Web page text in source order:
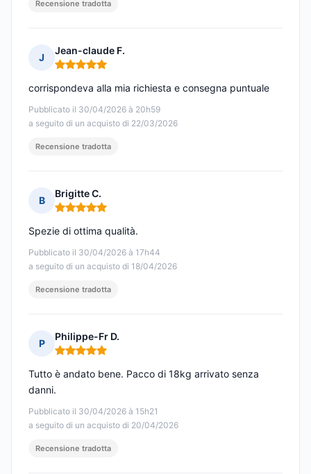
Recensione tradotta
J
Jean-claude F.
Nota: 5 su 5
Pubblicato il 30/04/2026 à 20h59
a seguito di un acquisto di 22/03/2026
corrispondeva alla mia richiesta e consegna puntuale
Recensione tradotta
B
Brigitte C.
Nota: 5 su 5
Pubblicato il 30/04/2026 à 17h44
a seguito di un acquisto di 18/04/2026
Spezie di ottima qualità.
Recensione tradotta
P
Philippe-Fr D.
Nota: 5 su 5
Pubblicato il 30/04/2026 à 15h21
a seguito di un acquisto di 20/04/2026
Tutto è andato bene. Pacco di 18kg arrivato senza
danni.
Recensione tradotta